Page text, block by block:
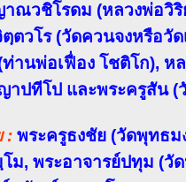
ณวชิโรดม (หลวงพ่อวิริ
ตวโร (วัดควนจงหรือวั
านพ่อเฟื่อง โชติโก), ห
ปทีโป และพระครูสัน (
: พระครูธงชัย (วัดพุทธ
ม, พระอาจารย์ปทุม (วั